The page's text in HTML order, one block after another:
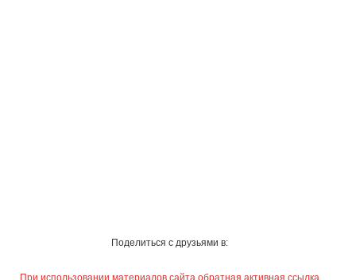
Поделиться с друзьями в:
При использовании материалов сайта обратная активная ссылка